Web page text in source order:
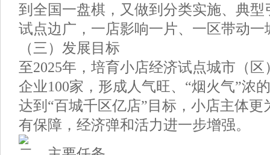
到全国一盘棋，又做到分类实施、典
试点边广，一店影响一片、一区带动一
（三）发展目标
至2025年，培育小店经济试点城市（区
企业100家，形成人气旺、“烟火气”浓
达到“百城千区亿店”目标，小店主体
有保障，经济弹和活力进一步增强。